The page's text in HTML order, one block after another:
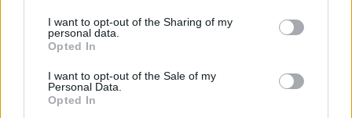
not limited to your visit or usage behaviour. You may click to
grant or deny consent to Google and its third-party tags to
use your data for below specified purposes in below Google
consent section.
I want to opt-out of the Sharing of my
personal data.
Opted In
I want to opt-out of the Sale of my
Personal Data.
Opted In
Grand Theft City: Miskolc
BY:DOMBIBALAZS